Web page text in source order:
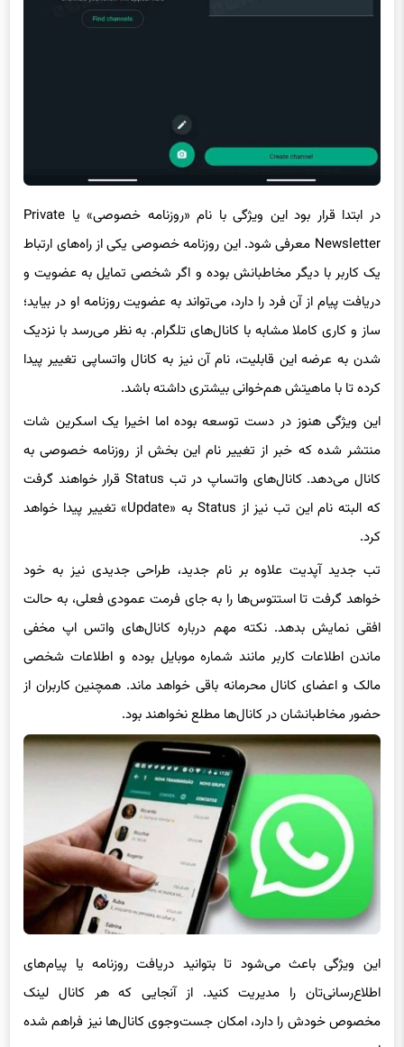
در ابتدا قرار بود این ویژگی با نام «روزنامه خصوصی» یا Private
Newsletter معرفی شود. این روزنامه خصوصی یکی از راه‌های ارتباط
یک کاربر با دیگر مخاطبانش بوده و اگر شخصی تمایل به عضویت و
دریافت پیام از آن فرد را دارد، می‌تواند به عضویت روزنامه او در بیاید؛
ساز و کاری کاملا مشابه با کانال‌های تلگرام. به نظر می‌رسد با نزدیک
شدن به عرضه این قابلیت، نام آن نیز به کانال واتساپی تغییر پیدا
کرده تا با ماهیتش هم‌خوانی بیشتری داشته باشد.
این ویژگی هنوز در دست توسعه بوده اما اخیرا یک اسکرین شات
منتشر شده که خبر از تغییر نام این بخش از روزنامه خصوصی به
کانال می‌دهد. کانال‌های واتساپ در تب Status قرار خواهند گرفت
که البته نام این تب نیز از Status به «Update» تغییر پیدا خواهد
کرد.
تب جدید آپدیت علاوه بر نام جدید، طراحی جدیدی نیز به خود
خواهد گرفت تا استتوس‌ها را به جای فرمت عمودی فعلی، به حالت
افقی نمایش بدهد. نکته مهم درباره کانال‌های واتس اپ مخفی
ماندن اطلاعات کاربر مانند شماره موبایل بوده و اطلاعات شخصی
مالک و اعضای کانال محرمانه باقی خواهد ماند. همچنین کاربران از
حضور مخاطبانشان در کانال‌ها مطلع نخواهند بود.
این ویژگی باعث می‌شود تا بتوانید دریافت روزنامه یا پیام‌های
اطلاع‌رسانی‌تان را مدیریت کنید. از آنجایی که هر کانال لینک
مخصوص خودش را دارد، امکان جست‌وجوی کانال‌ها نیز فراهم شده
است.